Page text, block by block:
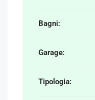
Bagni:
Garage:
Tipologia: